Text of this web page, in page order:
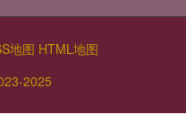
地图 HTML地图
2025